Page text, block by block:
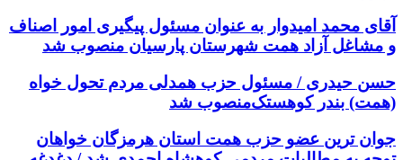
آقای محمد امیدوار به عنوان مسئول پیگیری امور اصناف
و مشاغل آزاد همت شهرستان پارسیان منصوب شد
حسن حیدری / مسئول حزب همدلی مردم تحول خواه
(همت) بندر کوهستک‌منصوب شد
جوان ترین عضو حزب همت استان هرمزگان خواهان